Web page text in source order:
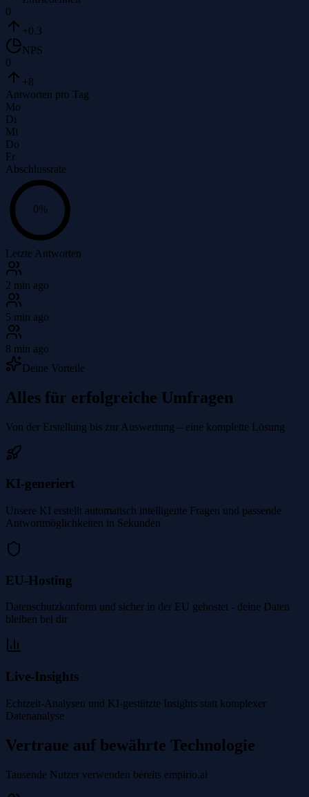
0
+0.3
NPS
0
+8
Antworten pro Tag
Mo
Di
Mi
Do
Fr
Abschlussrate
0%
Letzte Antworten
2 min ago
5 min ago
8 min ago
Deine Vorteile
Alles für erfolgreiche Umfragen
Von der Erstellung bis zur Auswertung – eine komplette Lösung
KI-generiert
Unsere KI erstellt automatisch intelligente Fragen und passende
Antwortmöglichkeiten in Sekunden
EU-Hosting
Datenschutzkonform und sicher in der EU gehostet - deine Daten
bleiben bei dir
Live-Insights
Echtzeit-Analysen und KI-gestützte Insights statt komplexer
Datenanalyse
Vertraue auf bewährte Technologie
Tausende Nutzer verwenden bereits empirio.ai